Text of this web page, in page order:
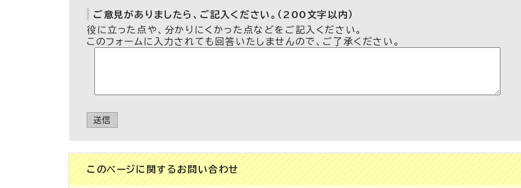
ご意見がありましたら、ご記入ください。（200文字以内）
役に立った点や、分かりにくかった点などをご記入ください。
このフォームに入力されても回答いたしませんので、ご了承ください。
送信
このページに関する お問い合わせ